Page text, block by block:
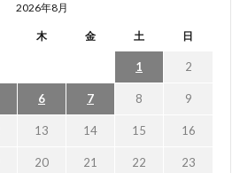
2026年8月
木 金 土 日
1 2
6 7 8 9
13 14 15 16
20 21 22 23